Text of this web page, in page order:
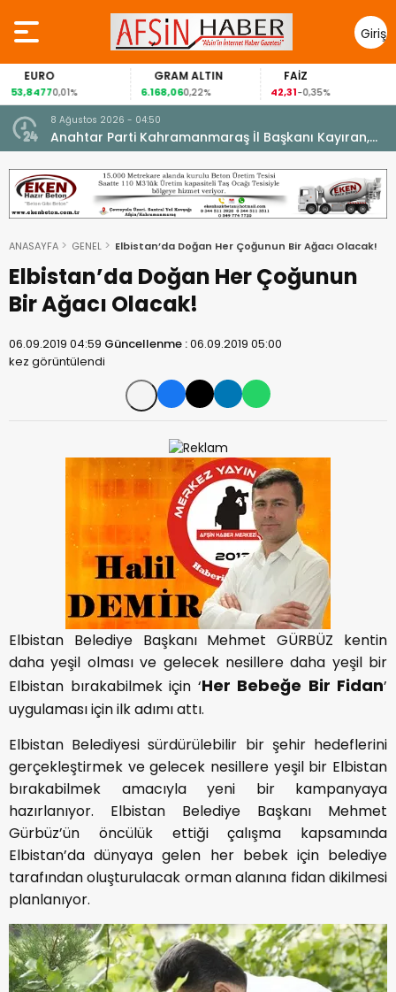
Giriş
Yap
EURO
53,84770,01%
GRAM ALTIN
6.168,060,22%
FAİZ
42,31-0,35%
8 Ağustos 2026 - 04:50
Anahtar Parti Kahramanmaraş İl Başkanı Kayıran,
Afşin Teşkilatı ile buluştu.
ANASAYFA GENEL Elbistan’da Doğan Her Çoğunun Bir Ağacı Olacak!
Elbistan’da Doğan Her Çoğunun
Bir Ağacı Olacak!
06.09.2019 04:59 Güncellenme :06.09.2019 05:00
kez görüntülendi
Elbistan Belediye Başkanı Mehmet GÜRBÜZ kentin
daha yeşil olması ve gelecek nesillere daha yeşil bir
Elbistan bırakabilmek için ‘Her Bebeğe Bir Fidan’
uygulaması için ilk adımı attı.
Elbistan Belediyesi sürdürülebilir bir şehir hedeflerini
gerçekleştirmek ve gelecek nesillere yeşil bir Elbistan
bırakabilmek amacıyla yeni bir kampanyaya
hazırlanıyor. Elbistan Belediye Başkanı Mehmet
Gürbüz’ün öncülük ettiği çalışma kapsamında
Elbistan’da dünyaya gelen her bebek için belediye
tarafından oluşturulacak orman alanına fidan dikilmesi
planlanıyor.